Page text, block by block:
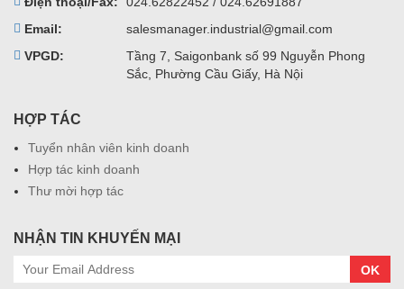
Email:
salesmanager.industrial@gmail.com
VPGD:
Tầng 7, Saigonbank số 99 Nguyễn Phong
Sắc, Phường Cầu Giấy, Hà Nội
HỢP TÁC
Tuyển nhân viên kinh doanh
Hợp tác kinh doanh
Thư mời hợp tác
NHẬN TIN KHUYẾN MẠI
OK